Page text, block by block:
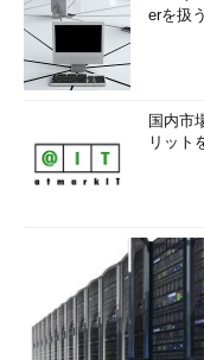
erを扱
国内市
リット